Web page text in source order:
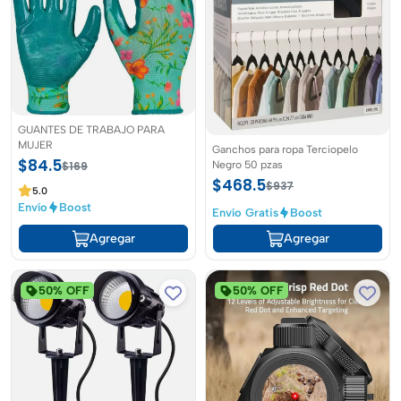
GUANTES DE TRABAJO PARA
MUJER
$84.5$169
5.0
Envío Boost
Agregar
Ganchos para ropa Terciopelo
Negro 50 pzas
$468.5$937
Envío Gratis Boost
Agregar
50% OFF 50% OFF